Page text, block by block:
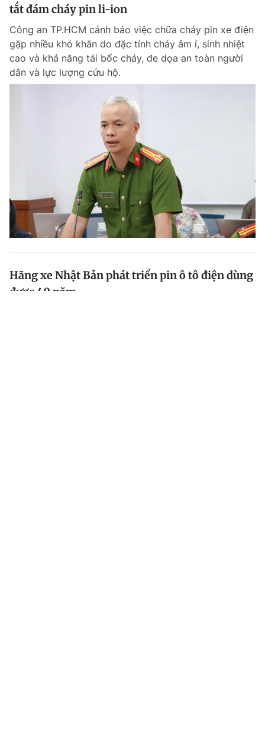
tắt đám cháy pin li-ion
Công an TP.HCM cảnh báo việc chữa cháy pin xe điện
gặp nhiều khó khăn do đặc tính cháy âm ỉ, sinh nhiệt
cao và khả năng tái bốc cháy, đe dọa an toàn người
dân và lực lượng cứu hộ.
Hãng xe Nhật Bản phát triển pin ô tô điện dùng
được 40 năm